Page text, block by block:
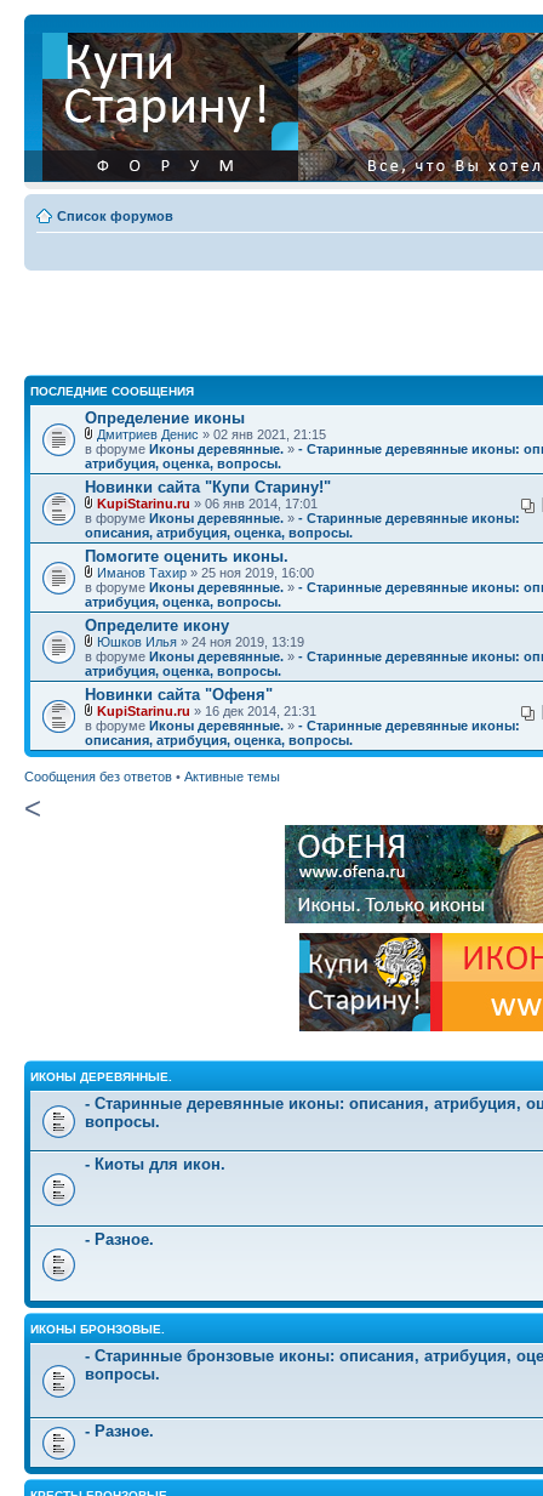
Список форумов
ПОСЛЕДНИЕ СООБЩЕНИЯ
Определение иконы
Дмитриев Денис » 02 янв 2021, 21:15
в форуме Иконы деревянные. » - Старинные деревянные иконы:
атрибуция, оценка, вопросы.
Новинки сайта "Купи Старину!"
KupiStarinu.ru » 06 янв 2014, 17:01
в форуме Иконы деревянные. » - Старинные деревянные иконы:
описания, атрибуция, оценка, вопросы.
Помогите оценить иконы.
Иманов Тахир » 25 ноя 2019, 16:00
в форуме Иконы деревянные. » - Старинные деревянные иконы:
атрибуция, оценка, вопросы.
Определите икону
Юшков Илья » 24 ноя 2019, 13:19
в форуме Иконы деревянные. » - Старинные деревянные иконы:
атрибуция, оценка, вопросы.
Новинки сайта "Офеня"
KupiStarinu.ru » 16 дек 2014, 21:31
в форуме Иконы деревянные. » - Старинные деревянные иконы:
описания, атрибуция, оценка, вопросы.
Сообщения без ответов • Активные темы
<
ИКОНЫ ДЕРЕВЯННЫЕ.
- Старинные деревянные иконы: описания, атрибуция,
вопросы.
- Киоты для икон.
- Разное.
ИКОНЫ БРОНЗОВЫЕ.
- Старинные бронзовые иконы: описания, атрибуция,
вопросы.
- Разное.